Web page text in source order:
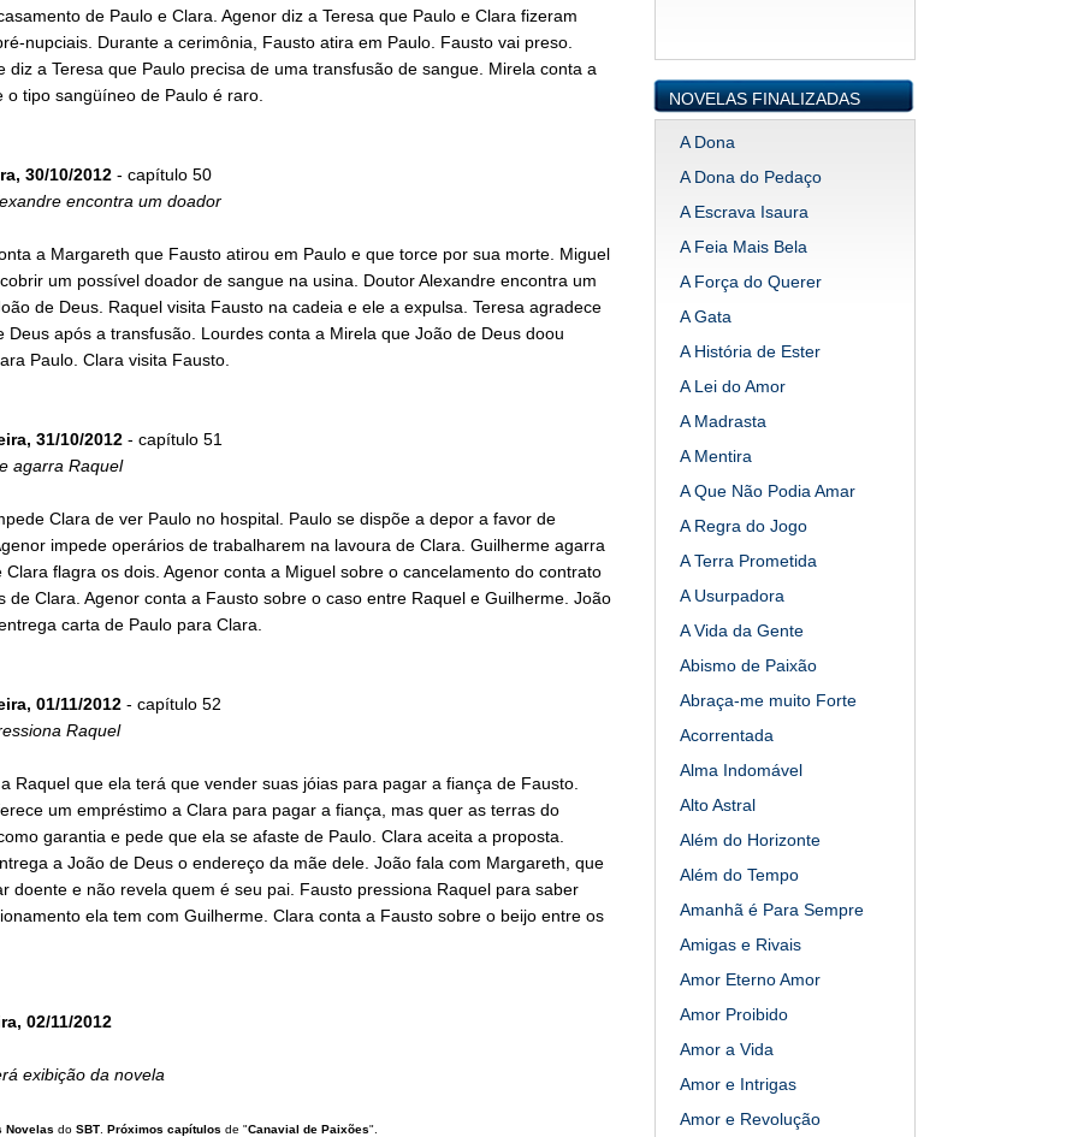
de Paulo e Clara. Agenor diz a Teresa que Paulo e Clara fizeram
nupciais. Durante a cerimônia, Fausto atira em Paulo. Fausto vai preso.
diz a Teresa que Paulo precisa de uma transfusão de sangue. Mirela conta a
o tipo sangüíneo de Paulo é raro.
30/10/2012- capítulo 50
encontra um doador
a Margareth que Fausto atirou em Paulo e que torce por sua morte. Miguel
um possível doador de sangue na usina. Doutor Alexandre encontra um
de Deus. Raquel visita Fausto na cadeia e ele a expulsa. Teresa agradece
Deus após a transfusão. Lourdes conta a Mirela que João de Deus doou
Paulo. Clara visita Fausto.
31/10/2012- capítulo 51
agarra Raquel
Clara de ver Paulo no hospital. Paulo se dispõe a depor a favor de
impede operários de trabalharem na lavoura de Clara. Guilherme agarra
Clara flagra os dois. Agenor conta a Miguel sobre o cancelamento do contrato
de Clara. Agenor conta a Fausto sobre o caso entre Raquel e Guilherme. João
carta de Paulo para Clara.
01/11/2012- capítulo 52
Raquel
Raquel que ela terá que vender suas jóias para pagar a fiança de Fausto.
um empréstimo a Clara para pagar a fiança, mas quer as terras do
garantia e pede que ela se afaste de Paulo. Clara aceita a proposta.
a João de Deus o endereço da mãe dele. João fala com Margareth, que
doente e não revela quem é seu pai. Fausto pressiona Raquel para saber
ela tem com Guilherme. Clara conta a Fausto sobre o beijo entre os
02/11/2012
exibição da novela
Novelas do SBT. Próximos capítulos de "Canavial de Paixões".
NOVELAS FINALIZADAS
A Dona
A Dona do Pedaço
A Escrava Isaura
A Feia Mais Bela
A Força do Querer
A Gata
A História de Ester
A Lei do Amor
A Madrasta
A Mentira
A Que Não Podia Amar
A Regra do Jogo
A Terra Prometida
A Usurpadora
A Vida da Gente
Abismo de Paixão
Abraça-me muito Forte
Acorrentada
Alma Indomável
Alto Astral
Além do Horizonte
Além do Tempo
Amanhã é Para Sempre
Amigas e Rivais
Amor Eterno Amor
Amor Proibido
Amor a Vida
Amor e Intrigas
Amor e Revolução